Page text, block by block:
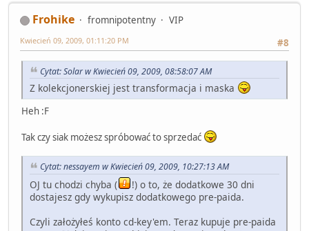
Frohike fromnipotentny
VIP
#8
Kwiecień 09, 2009, 01:11:20 PM
Cytat: Solar w Kwiecień 09, 2009, 08:58:07 AM
Z kolekcjonerskiej jest transformacja i maska
Heh :F
Tak czy siak możesz spróbować to sprzedać
Cytat: nessayem w Kwiecień 09, 2009, 10:27:13 AM
OJ tu chodzi chyba (
!) o to, że dodatkowe 30 dni
dostajesz gdy wykupisz dodatkowego pre-paida.
Czyli założyłeś konto cd-key'em. Teraz kupuje pre-paida